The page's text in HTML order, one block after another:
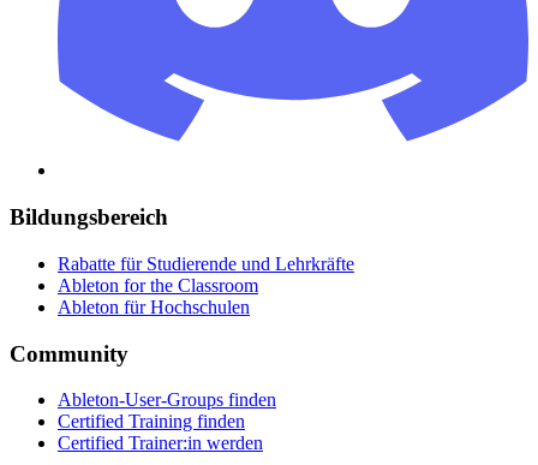
Bildungsbereich
Rabatte für Studierende und Lehrkräfte
Ableton for the Classroom
Ableton für Hochschulen
Community
Ableton-User-Groups finden
Certified Training finden
Certified Trainer:in werden